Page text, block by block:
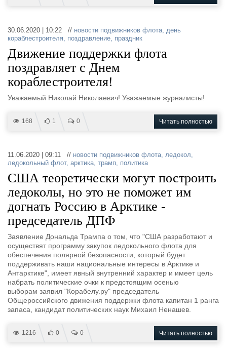
30.06.2020 | 10:22 // новости подвижников флота, день
кораблестроителя, поздравление, праздник
Движение поддержки флота
поздравляет с Днем
кораблестроителя!
Уважаемый Николай Николаевич! Уважаемые журналисты!
168 1 0 Читать полностью
11.06.2020 | 09:11 // новости подвижников флота, ледокол,
ледокольный флот, арктика, трамп, политика
США теоретически могут построить
ледоколы, но это не поможет им
догнать Россию в Арктике -
председатель ДПФ
Заявление Дональда Трампа о том, что "США разработают и
осуществят программу закупок ледокольного флота для
обеспечения полярной безопасности, который будет
поддерживать наши национальные интересы в Арктике и
Антарктике", имеет явный внутренний характер и имеет цель
набрать политические очки к предстоящим осенью
выборам заявил "Корабелу.ру" председатель
Общероссийского движения поддержки флота капитан 1 ранга
запаса, кандидат политических наук Михаил Ненашев.
1216 0 0 Читать полностью